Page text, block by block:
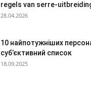
regels van serre-
28.04.2026
10 найпотужніших
суб’єктивний список
18.09.2025